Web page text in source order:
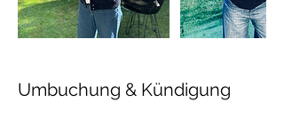
Umbuchung & Kündigung